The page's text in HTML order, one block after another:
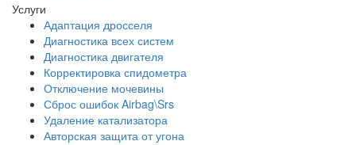
Услуги
Адаптация дросселя
Диагностика всех систем
Диагностика двигателя
Корректировка спидометра
Отключение мочевины
Сброс ошибок Airbag\Srs
Удаление катализатора
Авторская защита от угона